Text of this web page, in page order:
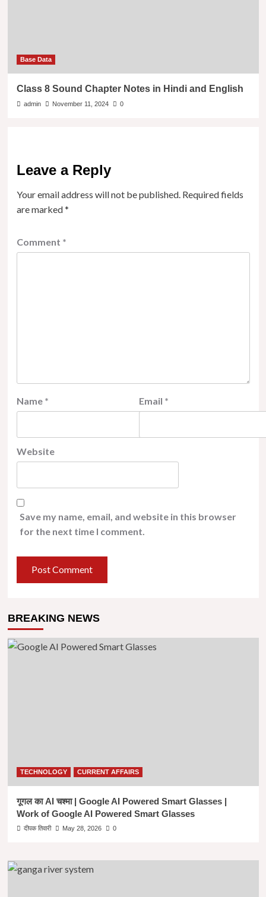
Base Data
Class 8 Sound Chapter Notes in Hindi and English
admin November 11, 2024 0
Leave a Reply
Your email address will not be published. Required fields
are marked*
Comment *
Name * Email *
Website
Save my name, email, and website in this browser
for the next time I comment.
BREAKING NEWS
TECHNOLOGY CURRENT AFFAIRS
गूगल का AI चश्मा | Google AI Powered Smart Glasses |
Work of Google AI Powered Smart Glasses
दीपक तिवारी May 28, 2026 0